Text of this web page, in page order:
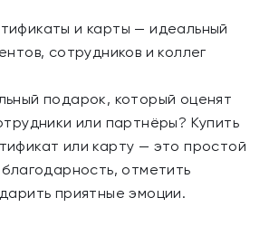
и карты — идеальный
сотрудников и коллег
подарок, который оценят
или партнёры? Купить
или карту — это простой
отметить
приятные эмоции.